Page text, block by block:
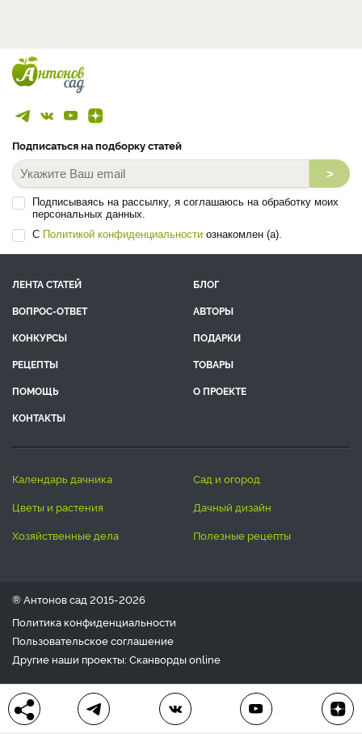
Подписаться на подборку статей
>
Подписываясь на рассылку, я соглашаюсь на обработку моих
персональных данных.
С Политикой конфиденциальности ознакомлен (а).
ЛЕНТА СТАТЕЙ
БЛОГ
ВОПРОС-ОТВЕТ
АВТОРЫ
КОНКУРСЫ
ПОДАРКИ
РЕЦЕПТЫ
ТОВАРЫ
ПОМОЩЬ
О ПРОЕКТЕ
КОНТАКТЫ
календарь дачника
сад и огород
цветы и растения
дачный дизайн
хозяйственные дела
полезные рецепты
® Антонов сад 2015-2026
Политика конфиденциальности
Пользовательское соглашение
Другие наши проекты: Сканвордыonline
Любое использование материала допускается только с
письменного согласия редакции